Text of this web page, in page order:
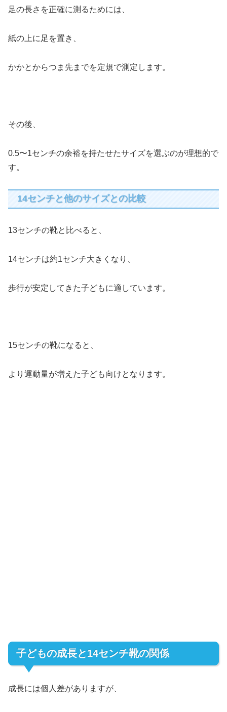
足の長さを正確に測るためには、
紙の上に足を置き、
かかとからつま先までを定規で測定します。
その後、
0.5〜1センチの余裕を持たせたサイズを選ぶのが理想的で
す。
14センチと他のサイズとの比較
13センチの靴と比べると、
14センチは約1センチ大きくなり、
歩行が安定してきた子どもに適しています。
15センチの靴になると、
より運動量が増えた子ども向けとなります。
子どもの成長と14センチ靴の関係
成長には個人差がありますが、